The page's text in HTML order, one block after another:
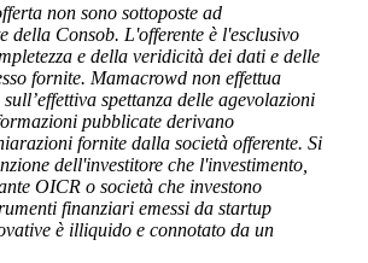
non sono sottoposte ad
della Consob. L'offerente è l'esclusivo
e della veridicità dei dati e delle
fornite. Mamacrowd non effettua
spettanza delle agevolazioni
pubblicate derivano
fornite dalla società offerente. Si
dell'investitore che l'investimento,
OICR o società che investono
finanziari emessi da startup
è illiquido e connotato da un